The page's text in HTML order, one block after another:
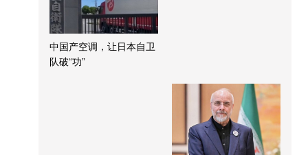
中国产空调，让日本自卫
队破“功”